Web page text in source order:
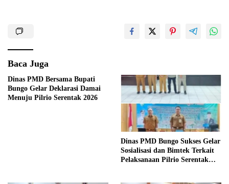
Baca Juga
Dinas PMD Bersama Bupati
Bungo Gelar Deklarasi Damai
Menuju Pilrio Serentak 2026
Dinas PMD Bungo Sukses Gelar
Sosialisasi dan Bimtek Terkait
Pelaksanaan Pilrio Serentak